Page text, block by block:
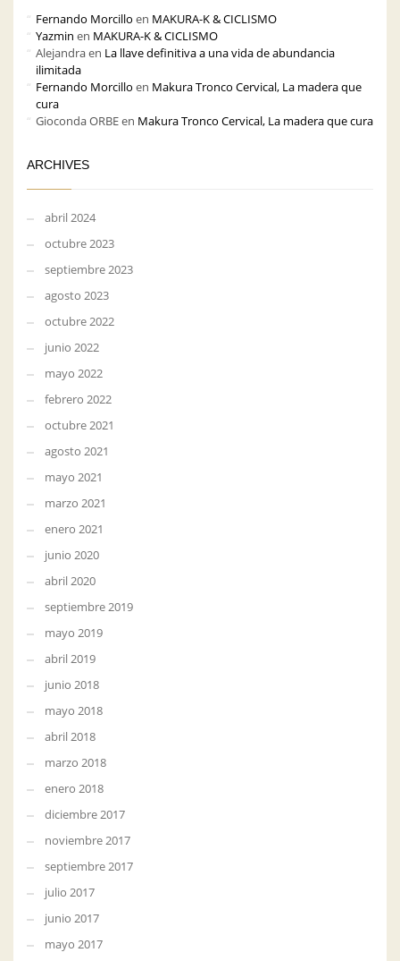
Fernando Morcillo en MAKURA-K & CICLISMO
Yazmin en MAKURA-K & CICLISMO
Alejandraen La llave definitiva a una vida de abundancia
ilimitada
Fernando Morcillo en Makura Tronco Cervical, La madera que
cura
Gioconda ORBEen Makura Tronco Cervical, La madera que cura
ARCHIVES
abril 2024
octubre 2023
septiembre 2023
agosto 2023
octubre 2022
junio 2022
mayo 2022
febrero 2022
octubre 2021
agosto 2021
mayo 2021
marzo 2021
enero 2021
junio 2020
abril 2020
septiembre 2019
mayo 2019
abril 2019
junio 2018
mayo 2018
abril 2018
marzo 2018
enero 2018
diciembre 2017
noviembre 2017
septiembre 2017
julio 2017
junio 2017
mayo 2017